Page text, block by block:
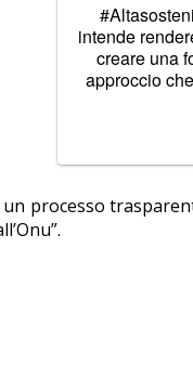
intende
creare una
approccio
processo